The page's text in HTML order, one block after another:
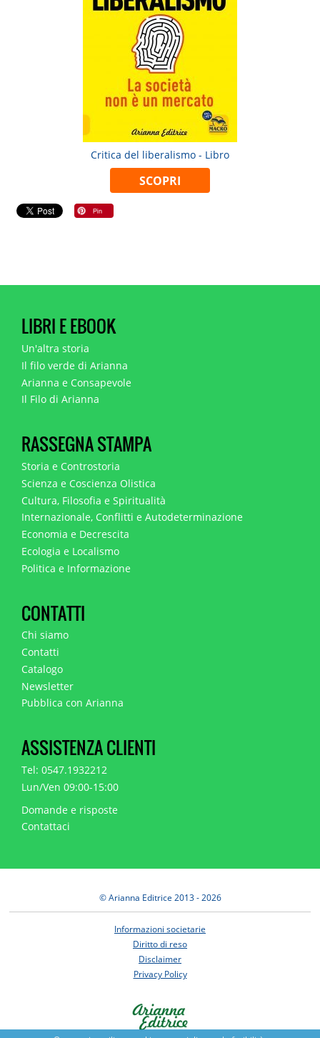
Critica del liberalismo - Libro
SCOPRI
LIBRI E EBOOK
Un'altra storia
Il filo verde di Arianna
Arianna e Consapevole
Il Filo di Arianna
RASSEGNA STAMPA
Storia e Controstoria
Scienza e Coscienza Olistica
Cultura, Filosofia e Spiritualità
Internazionale, Conflitti e Autodeterminazione
Economia e Decrescita
Ecologia e Localismo
Politica e Informazione
CONTATTI
Chi siamo
Contatti
Catalogo
Newsletter
Pubblica con Arianna
ASSISTENZA CLIENTI
Tel: 0547.1932212
Lun/Ven 09:00-15:00
Domande e risposte
Contattaci
© Arianna Editrice 2013 - 2026
Informazioni societarie
Diritto di reso
Disclaimer
Privacy Policy